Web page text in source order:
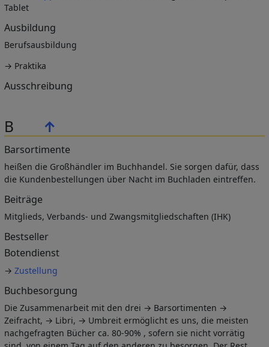
Tablet
Ausbildung
Berufsausbildung
→ Praktika
Ausschreibung
B ↑
Barsortimente
heißen die Großhändler im Buchhandel. Sie sorgen dafür, dass
die Kundenbestellungen über Nacht im Buchladen eintreffen.
Beiträge
Mitglieds, Verbands- und Zwangsmitgliedschaften (IHK)
Bestseller
Botendienst
→ Zustellung
Buchbesorgung
Die Zusammenarbeit mit den drei → Barsortimenten →
Zeifracht, → Libri, → Umbreit ermöglicht es uns, die meisten
nachgefragten Bücher ca. 80-90% , sofern sie nicht vorrätig